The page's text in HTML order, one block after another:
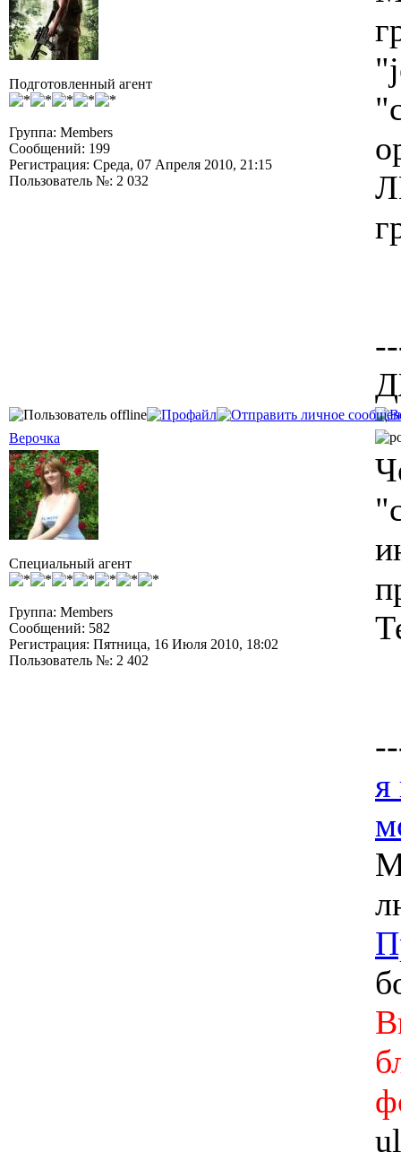
Подготовленный агент
Группа: Members
Сообщений: 199
Регистрация: Среда, 07 Апреля 2010, 21:15
Пользователь №: 2 032
Верочка
Специальный агент
Группа: Members
Сообщений: 582
Регистрация: Пятница, 16 Июля 2010, 18:02
Пользователь №: 2 402
я